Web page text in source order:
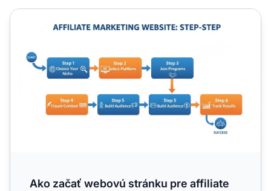
Ako začať webovú stránku pre affiliate marketing
Ako začať webovú stránku pre affiliate